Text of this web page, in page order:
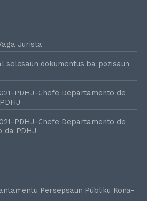
Jurista
selesaun dokumentus ba pozisaun
PDHJ-Chefe Departamento de
PDHJ-Chefe Departamento de
da PDHJ
Persepsaun Públiku Kona-